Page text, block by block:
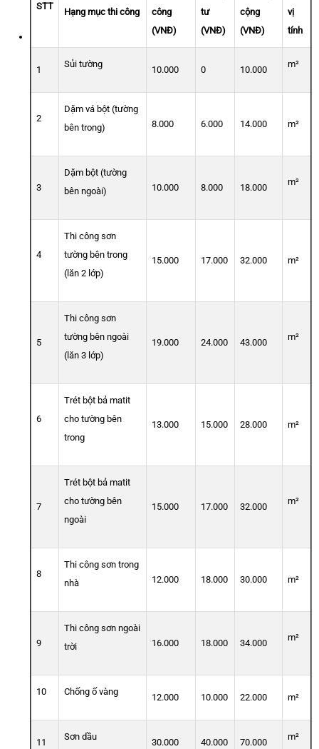
STT
Hạng mục thi công
công
(VNĐ)
tư
(VNĐ)
cộng
(VNĐ)
vị
tính
1
Sủi tường
10.000 0 10.000
m²
2
Dặm vá bột (tường
bên trong)
8.000 6.000 14.000 m²
3
Dặm bột (tường
bên ngoài)
10.000 8.000 18.000
m²
4
Thi công sơn
tường bên trong
(lăn 2 lớp)
15.000 17.000 32.000 m²
5
Thi công sơn
tường bên ngoài
(lăn 3 lớp)
19.000 24.000 43.000
m²
6
Trét bột bả matit
cho tường bên
trong
13.000 15.000 28.000 m²
7
Trét bột bả matit
cho tường bên
ngoài
15.000 17.000 32.000
m²
8
Thi công sơn trong
nhà
12.000 18.000 30.000 m²
9
Thi công sơn ngoài
trời
16.000 18.000 34.000
m²
10 Chống ố vàng
12.000 10.000 22.000 m²
11
Sơn dầu
30.000 40.000 70.000
m²